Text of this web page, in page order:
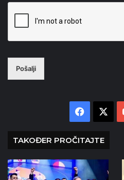
Pošalji
TAKOĐER PROČITAJTE